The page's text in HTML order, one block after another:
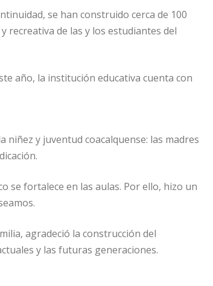
se han construido cerca de 100
recreativa de las y los estudiantes del
año, la institución educativa cuenta con
niñez y juventud coacalquense: las madres
se fortalece en las aulas. Por ello, hizo un
agradeció la construcción del
y las futuras generaciones.